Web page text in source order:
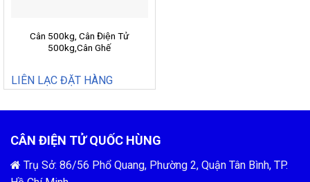
Cân 500kg, Cân Điện Tử
500kg,Cân Ghế
LIÊN LẠC ĐẶT HÀNG
CÂN ĐIỆN TỬ QUỐC HÙNG
Trụ Sở: 86/56 Phổ Quang, Phường 2, Quận Tân Bình, TP.